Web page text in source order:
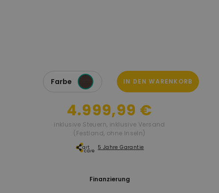
Farbe IN DEN WARENKORB
4.999,99 €
inklusive Steuern, inklusive Versand
(Festland, ohne Inseln)
5 Jahre Garantie
Finanzierung